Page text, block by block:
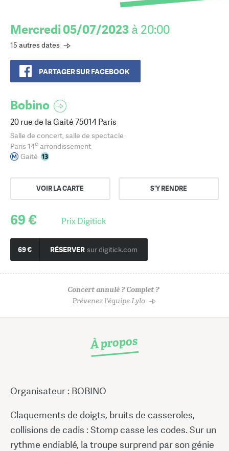
Mercredi 05/07/2023 à 20:00
15 autres dates
PARTAGER SUR FACEBOOK
Bobino
20 rue de la Gaité 75014 Paris
Salle de concert, salle de spectacle
Paris 14e arrondissement
Gaité
VOIR LA CARTE S'Y RENDRE
69 € Prix Digitick
69 € RÉSERVER sur digitick.com
Concert annulé ? Complet ?
Prévenez l'équipe Lylo
À propos
Organisateur : BOBINO
Claquements de doigts, bruits de casseroles,
collisions de cadis : Stomp casse les codes. Sur un
rythme endiablé, la troupe surprend par son génie